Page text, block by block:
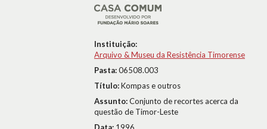
Instituição:
Arquivo & Museu da Resistência Timorense
Pasta:06508.003
Título:Kompas e outros
Assunto:Conjunto de recortes acerca da
questão de Timor-Leste